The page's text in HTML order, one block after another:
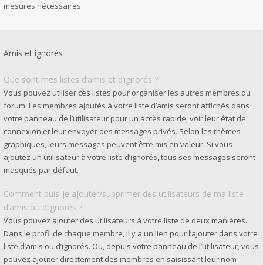
mesures nécessaires.
Amis et ignorés
Que sont mes listes d’amis et d’ignorés ?
Vous pouvez utiliser ces listes pour organiser les autres membres du
forum. Les membres ajoutés à votre liste d’amis seront affichés dans
votre panneau de l’utilisateur pour un accès rapide, voir leur état de
connexion et leur envoyer des messages privés. Selon les thèmes
graphiques, leurs messages peuvent être mis en valeur. Si vous
ajoutez un utilisateur à votre liste d’ignorés, tous ses messages seront
masqués par défaut.
Comment puis-je ajouter/supprimer des utilisateurs de ma liste
d’amis ou d’ignorés ?
Vous pouvez ajouter des utilisateurs à votre liste de deux manières.
Dans le profil de chaque membre, il y a un lien pour l’ajouter dans votre
liste d’amis ou d’ignorés. Ou, depuis votre panneau de l’utilisateur, vous
pouvez ajouter directement des membres en saisissant leur nom